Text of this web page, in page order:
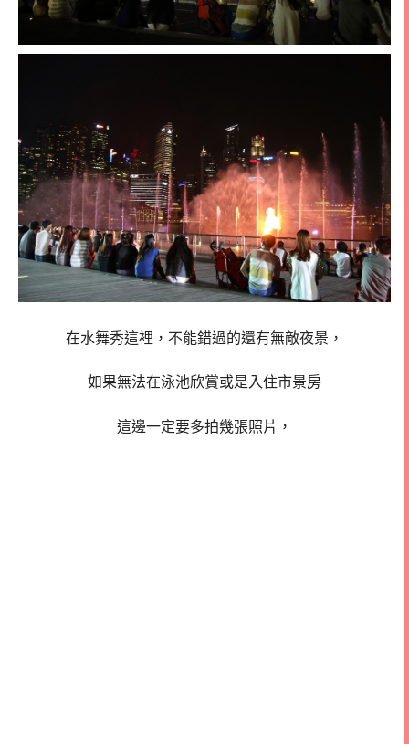
在水舞秀這裡，不能錯過的還有無敵夜景，
如果無法在泳池欣賞或是入住市景房
這邊一定要多拍幾張照片，